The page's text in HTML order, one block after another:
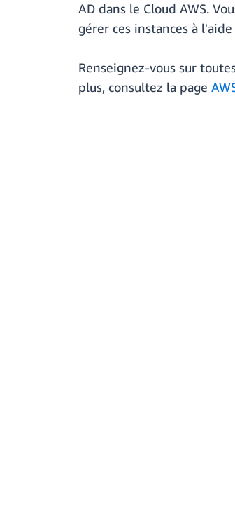
AD dans le Cloud AWS.
gérer ces instances à
Renseignez-vous sur
plus, consultez la page